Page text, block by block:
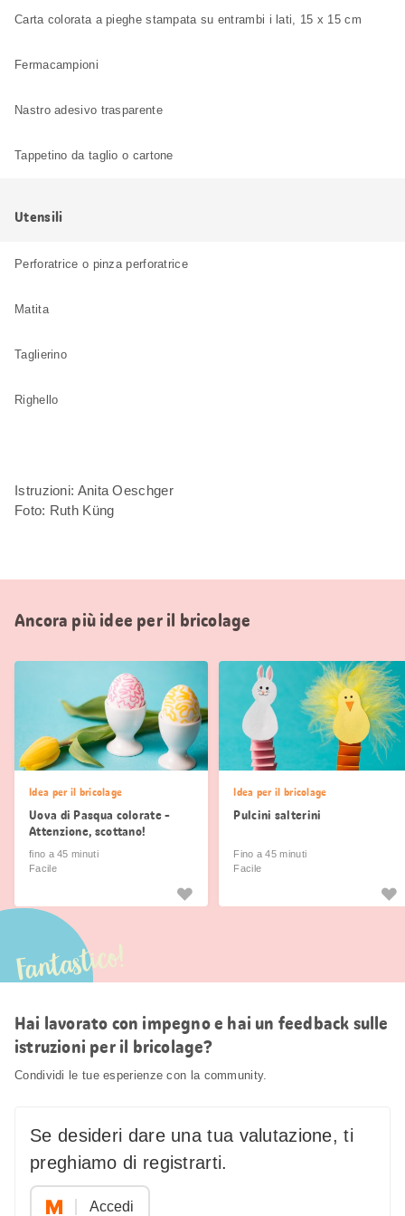
Carta colorata a pieghe stampata su entrambi i lati, 15 x 15 cm
Fermacampioni
Nastro adesivo trasparente
Tappetino da taglio o cartone
Utensili
Perforatrice o pinza perforatrice
Matita
Taglierino
Righello
Istruzioni: Anita Oeschger
Foto: Ruth Küng
Ancora più idee per il bricolage
Idea per il bricolage
Uova di Pasqua colorate -
Attenzione, scottano!
fino a 45 minuti
Facile
Idea per il bricolage
Pulcini salterini
Fino a 45 minuti
Facile
Fantastico!
Hai lavorato con impegno e hai un feedback sulle
istruzioni per il bricolage?
Condividi le tue esperienze con la community.
Se desideri dare una tua valutazione, ti
preghiamo di registrarti.
Accedi